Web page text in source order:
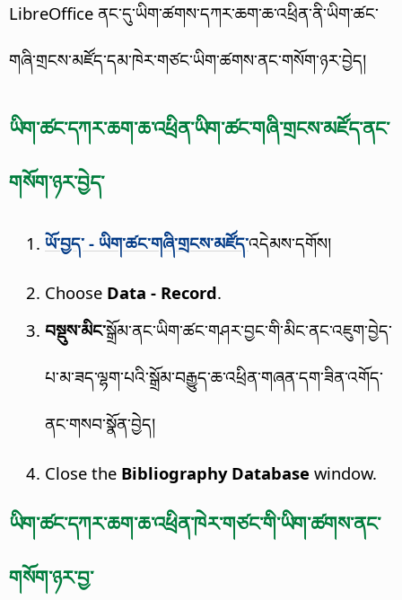
LibreOffice ནང་དུ་ཡིག་ཚགས་དཀར་ཆག་ཆ་འཕྲིན་ནི་ཡིག་ཚང་
གཞི་གྲངས་མཛོད་དམ་ཁེར་གཙང་ཡིག་ཚགས་ནང་གསོག་ཉར་བྱེད།
ཡིག་ཚང་དཀར་ཆག་ཆ་འཕྲིན་ཡིག་ཚང་གཞི་གྲངས་མཛོད་ནང་
གསོག་ཉར་བྱེད་
ཡོ་བྱད་ - ཡིག་ཚང་གཞི་གྲངས་མཛོད་འདེམས་དགོས།
Choose Data - Record.
བསྡུས་མིང་སྒྲོམ་ནང་ཡིག་ཚང་གཤར་བྱང་གི་མིང་ནང་འཇུག་བྱེད་
པ་མ་ཟད་ལྷག་པའི་སྒྲོམ་བརྒྱུད་ཆ་འཕྲིན་གཞན་དག་ཟིན་འགོད་
ནང་གསབ་སྣོན་བྱེད།
Close the Bibliography Database window.
ཡིག་ཚང་དཀར་ཆག་ཆ་འཕྲིན་ཁེར་གཙང་གི་ཡིག་ཚགས་ནང་
གསོག་ཉར་བྱ་